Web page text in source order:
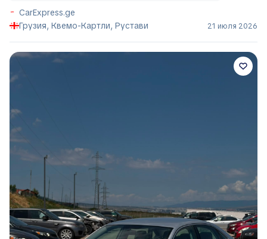
CarExpress.ge
Грузия, Квемо-Картли, Рустави
21 июля 2026